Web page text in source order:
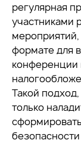
регулярная
участниками
формате для
конференции
Такой
только